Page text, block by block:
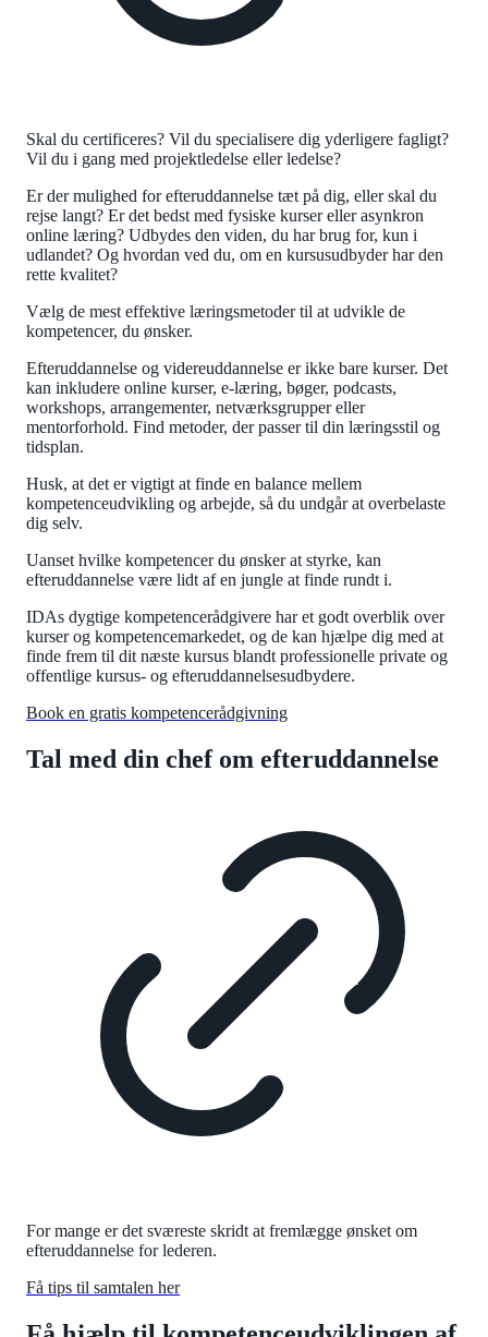
Skal du certificeres? Vil du specialisere dig yderligere fagligt?
Vil du i gang med projektledelse eller ledelse?
Er der mulighed for efteruddannelse tæt på dig, eller skal du
rejse langt? Er det bedst med fysiske kurser eller asynkron
online læring? Udbydes den viden, du har brug for, kun i
udlandet? Og hvordan ved du, om en kursusudbyder har den
rette kvalitet?
Vælg de mest effektive læringsmetoder til at udvikle de
kompetencer, du ønsker.
Efteruddannelse og videreuddannelse er ikke bare kurser. Det
kan inkludere online kurser, e-læring, bøger, podcasts,
workshops, arrangementer, netværksgrupper eller
mentorforhold. Find metoder, der passer til din læringsstil og
tidsplan.
Husk, at det er vigtigt at finde en balance mellem
kompetenceudvikling og arbejde, så du undgår at overbelaste
dig selv.
Uanset hvilke kompetencer du ønsker at styrke, kan
efteruddannelse være lidt af en jungle at finde rundt i.
IDAs dygtige kompetencerådgivere har et godt overblik over
kurser og kompetencemarkedet, og de kan hjælpe dig med at
finde frem til dit næste kursus blandt professionelle private og
offentlige kursus- og efteruddannelsesudbydere.
Book en gratis kompetencerådgivning
Tal med din chef om efteruddannelse
For mange er det sværeste skridt at fremlægge ønsket om
efteruddannelse for lederen.
Få tips til samtalen her